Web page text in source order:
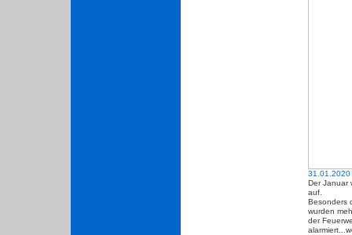
31.01.2020
Der Januar
auf.
Besonders
wurden
der